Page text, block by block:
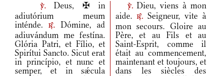
v.Deus, ✠ in
adiutórium meum
inténde.r.
Dómine, ad
adiuvándum me festína.
Glória Patri, et Fílio, et
Spirítui Sancto. Sicut erat
in princípio, et nunc et
semper, et in sǽcula
v.Dieu, viens à mon
aide.
r. Seigneur, vite à
mon secours. Gloire au
Père, et au Fils et au
Saint-Esprit, comme il
était au commencement,
maintenant et toujours, et
dans les siècles des